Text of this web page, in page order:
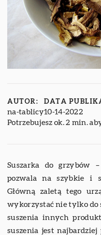
AUTOR:
na-tablicy
DATA
10-14-2022
Potrzebujesz ok. 2 min.
Suszarka do grzybów
pozwala na szybkie i
Główną zaletą tego
wykorzystać nie tylko do
suszenia innych
suszenia jest najbardziej